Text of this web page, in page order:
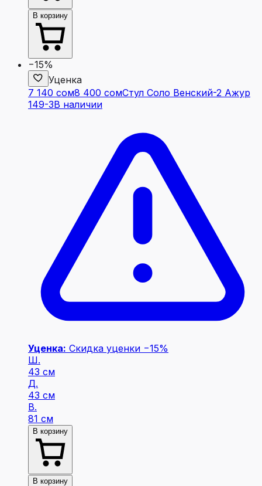
В корзину
−15%
Уценка
7 140 сом8 400 сомСтул Соло Венский-2 Ажур
149-3В наличии
Уценка: Скидка уценки −15%
Ш.
43 см
Д.
43 см
В.
81 см
В корзину
В корзину